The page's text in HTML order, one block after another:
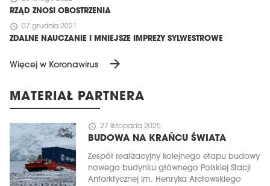
RZĄD ZNOSI OBOSTRZENIA
schedule 07 grudnia 2021
ZDALNE NAUCZANIE I MNIEJSZE IMPREZY SYLWESTROWE
Więcej w Koronawirus arrow_forward
MATERIAŁ PARTNERA
schedule 27 listopada 2025
BUDOWA NA KRAŃCU ŚWIATA
Zespół realizacyjny kolejnego etapu budowy
nowego budynku głównego Polskiej Stacji
Antarktycznej im. Henryka Arctowskiego